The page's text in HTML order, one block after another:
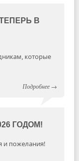
В
которые
Подробнее →
ГОДОМ!
и пожелания!